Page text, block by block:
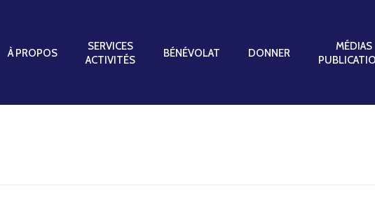
À PROPOS
SERVICES
ACTIVITÉS
BÉNÉVOLAT DONNER
MÉDIAS